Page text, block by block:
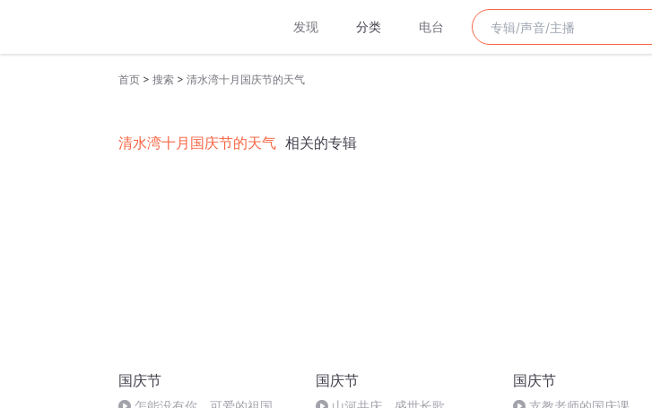
发现 分类 电台
首页 > 搜索 > 清水湾十月国庆节的天气
清水湾十月国庆节的天气 相关的专辑
国庆节 国庆节 国庆节